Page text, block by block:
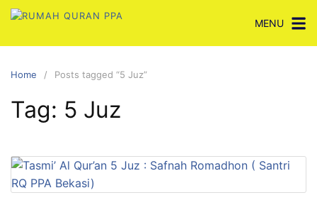
Skip
content
MENU
Home Posts tagged “5 Juz”
Tag: 5 Juz